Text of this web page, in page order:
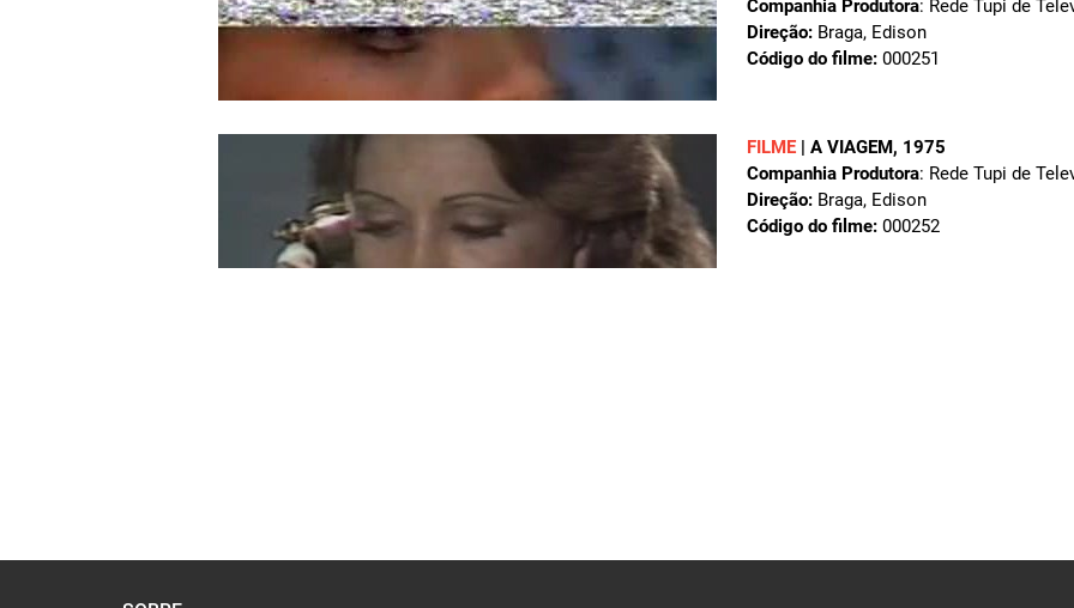
Companhia Produtora: Rede Tupi de
Direção: Braga, Edison
Código do filme: 000251
FILME | A VIAGEM, 1975
Companhia Produtora: Rede Tupi de
Direção: Braga, Edison
Código do filme: 000252